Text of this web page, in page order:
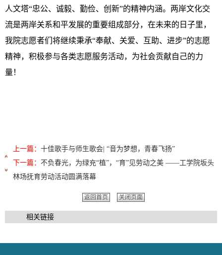
人文塔“忠公、诚毅、勤俭、创新”的精神内涵。两岸文化交
流是两岸关系和平发展的重要组成部分，在未来的日子里，
我院志愿者们将继续秉承“奉献、关爱、互助、进步”的志愿
精神，积极参与各类志愿服务活动，为社会贡献自己的力
量！
上一篇： 十佳歌手与师生歌会| “音为梦想，青春飞扬”
下一篇： 不负春光，为绿充“植”，“育”见劳动之美 ——工学院坂头
林场抚育劳动活动圆满落幕
返回首页 关闭页面
相关链接